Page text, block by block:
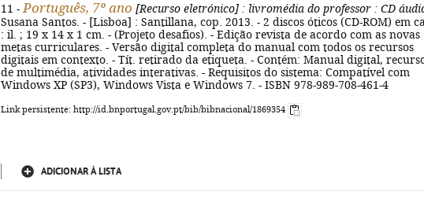
11 - Português, 7º ano [Recurso eletrónico] : livromédia do professor : CD
Susana Santos. - [Lisboa] : Santillana, cop. 2013. - 2 discos óticos (CD-ROM) em
: il. ; 19 x 14 x 1 cm. - (Projeto desafios). - Edição revista de acordo com as novas
metas curriculares. - Versão digital completa do manual com todos os recursos
digitais em contexto. - Tít. retirado da etiqueta. - Contém: Manual digital,
de multimédia, atividades interativas. - Requisitos do sistema: Compatível com
Windows XP (SP3), Windows Vista e Windows 7. - ISBN 978-989-708-461-4
Link persistente: http://id.bnportugal.gov.pt/bib/bibnacional/1869354
ADICIONAR À LISTA